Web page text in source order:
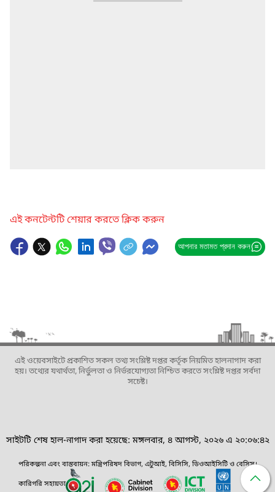
এই কনটেন্টটি শেয়ার করতে ক্লিক করুন
আপনার মতামত প্রদান করুন
এই ওয়েবসাইটে প্রকাশিত সকল তথ্য সংশ্লিষ্ট দপ্তর কর্তৃক নিয়মিত হালনাগাদ করা
হয়। তথ্যের যথার্থতা, নির্ভুলতা ও নির্ভরযোগ্যতা নিশ্চিত করতে সংশ্লিষ্ট দপ্তর সর্বদা
সচেষ্ট।
সাইটটি শেষ হাল-নাগাদ করা হয়েছে: মঙ্গলবার, ৪ আগস্ট, ২০২৬ এ ২০:০৬:৪২
পরিকল্পনা এবং বাস্তবায়ন: মন্ত্রিপরিষদ বিভাগ, এটুআই, বিসিসি, ডিওআইসিটি ও বেসিস।
কারিগরি সহায়তা